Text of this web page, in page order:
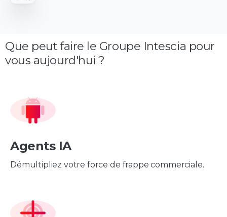
Que peut faire le Groupe Intescia pour
vous aujourd'hui ?
Agents IA
Démultipliez votre force de frappe commerciale.